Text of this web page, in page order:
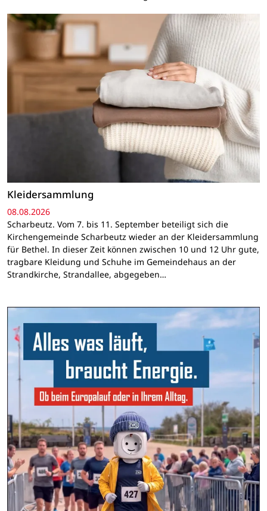
Kleidersammlung
08.08.2026
Scharbeutz. Vom 7. bis 11. September beteiligt sich die
Kirchengemeinde Scharbeutz wieder an der Kleidersammlung
für Bethel. In dieser Zeit können zwischen 10 und 12 Uhr gute,
tragbare Kleidung und Schuhe im Gemeindehaus an der
Strandkirche, Strandallee, abgegeben…